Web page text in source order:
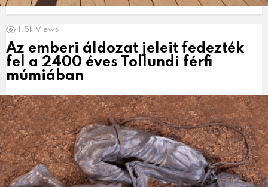
1.5k Views
Az emberi áldozat jeleit fedezték
fel a 2400 éves Tollundi férfi
múmiában